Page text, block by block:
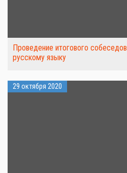
Проведение итогового
русскому языку
29 октября 2020